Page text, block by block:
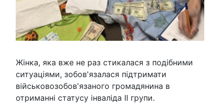
Жінка, яка вже не раз стикалася з подібними
ситуаціями, зобов'язалася підтримати
військовозобов'язаного громадянина в
отриманні статусу інваліда ІІ групи.